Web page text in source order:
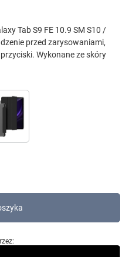
Tab S9 FE 10.9 SM S10 /
przed zarysowaniami,
Wykonane ze skóry